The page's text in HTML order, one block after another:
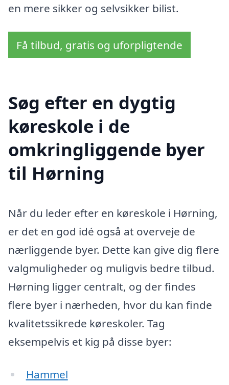
en mere sikker og selvsikker bilist.
Få tilbud, gratis og uforpligtende
Søg efter en dygtig
køreskole i de
omkringliggende byer
til Hørning
Når du leder efter en køreskole i Hørning,
er det en god idé også at overveje de
nærliggende byer. Dette kan give dig flere
valgmuligheder og muligvis bedre tilbud.
Hørning ligger centralt, og der findes
flere byer i nærheden, hvor du kan finde
kvalitetssikrede køreskoler. Tag
eksempelvis et kig på disse byer:
Hammel